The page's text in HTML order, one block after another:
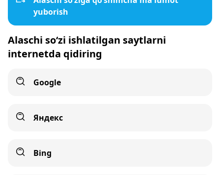
yuborish
Alaschi so‘zi ishlatilgan saytlarni
internetda qidiring
Google
Яндекс
Bing